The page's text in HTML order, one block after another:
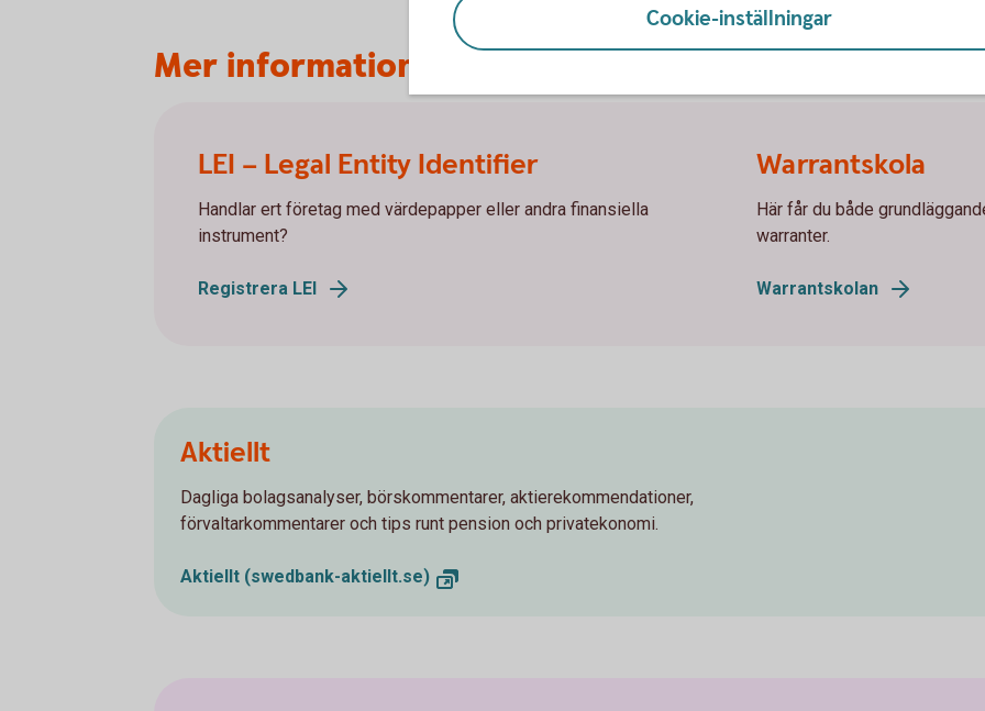
Mer information
LEI – Legal Entity Identifier
Handlar ert företag med värdepapper eller andra finansiella
instrument?
Registrera LEI
Warrantskola
Här får du både
warranter.
Warrantskolan
Aktiellt
Dagliga bolagsanalyser, börskommentarer, aktierekommendationer,
förvaltarkommentarer och tips runt pension och privatekonomi.
Aktiellt (swedbank-aktiellt.se)
Cookie-inställningar